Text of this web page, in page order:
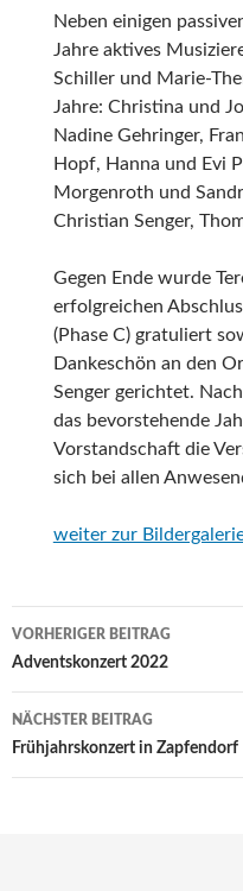
Neben einigen
Jahre aktives
Schiller und Marie-
Jahre: Christina und
Nadine Gehringer,
Hopf, Hanna und Evi
Morgenroth und
Christian Senger,
Gegen Ende wurde
erfolgreichen
(Phase C) gratuliert
Dankeschön an den
Senger gerichtet.
das bevorstehende
Vorstandschaft die
sich bei allen
weiter zur
VORHERIGER BEITRAG
Adventskonzert 2022
NÄCHSTER BEITRAG
Frühjahrskonzert in Zapfendorf